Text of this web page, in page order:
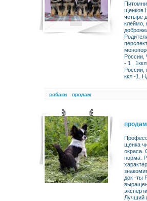
щенков
четыре
клеймо,
России,
- 1 ,
России,
ккл -1.
cобаки продам
продам
щенка
окраса.
норма.
док -ты
Лучший